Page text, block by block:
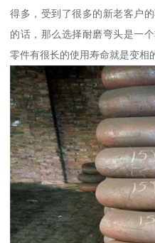
得多，受到了很多的新老客户
的话，那么选择耐磨弯头是一
零件有很长的使用寿命就是变相